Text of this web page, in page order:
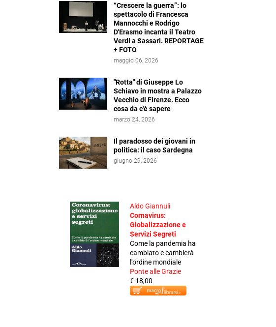
“Crescere la guerra”: lo
spettacolo di Francesca
Mannocchi e Rodrigo
D'Erasmo incanta il Teatro
Verdi a Sassari. REPORTAGE
+ FOTO
maggio 06, 2026
"Rotta" di Giuseppe Lo
Schiavo in mostra a Palazzo
Vecchio di Firenze. Ecco
cosa da c'è sapere
marzo 24, 2026
Il paradosso dei giovani in
politica: il caso Sardegna
giugno 29, 2026
Aldo Giannuli
Cornavirus:
Globalizzazione e
Servizi Segreti
Come la pandemia ha
cambiato e cambierà
l'ordine mondiale
Ponte alle Grazie
€ 18,00